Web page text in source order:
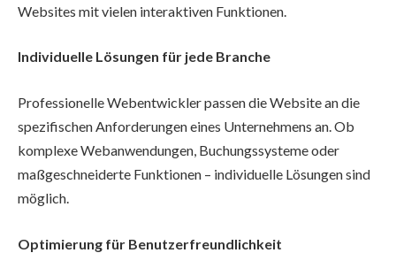
Websites mit vielen interaktiven Funktionen.
Individuelle Lösungen für jede Branche
Professionelle Webentwickler passen die Website an die
spezifischen Anforderungen eines Unternehmens an. Ob
komplexe Webanwendungen, Buchungssysteme oder
maßgeschneiderte Funktionen – individuelle Lösungen sind
möglich.
Optimierung für Benutzerfreundlichkeit